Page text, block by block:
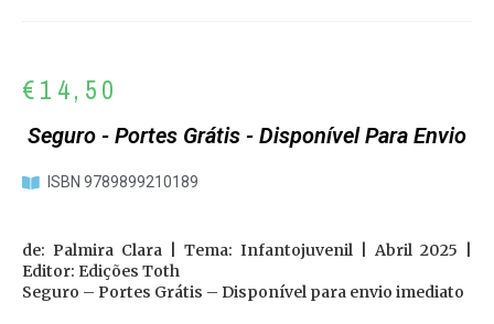
€14,50
Seguro - Portes Grátis - Disponível Para Envio
ISBN 9789899210189
de: Palmira Clara | Tema: Infantojuvenil | Abril 2025 |
Editor: Edições Toth
Seguro – Portes Grátis – Disponível para envio imediato